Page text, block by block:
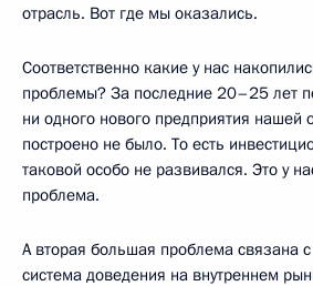
отрасль. Вот где мы оказались.
Соответственно какие у нас
проблемы? За последние 20–25 лет
ни одного нового предприятия нашей
построено не было. То есть
таковой особо не развивался. Это у
проблема.
А вторая большая проблема связана
система доведения на внутреннем